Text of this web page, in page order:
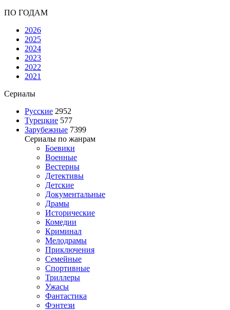
ПО ГОДАМ
2026
2025
2024
2023
2022
2021
Сериалы
Русские 2952
Турецкие 577
Зарубежные 7399
Сериалы по жанрам
Боевики
Военные
Вестерны
Детективы
Детские
Документальные
Драмы
Исторические
Комедии
Криминал
Мелодрамы
Приключения
Семейные
Спортивные
Триллеры
Ужасы
Фантастика
Фэнтези